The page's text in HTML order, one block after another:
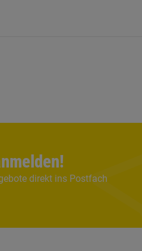
direkt ins Postfach